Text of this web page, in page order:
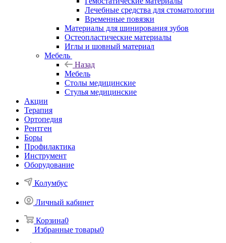
Лечебные средства для стоматологии
Временные повязки
Материалы для шинирования зубов
Остеопластические материалы
Иглы и шовный материал
Мебель
Назад
Мебель
Столы медицинские
Стулья медицинские
Акции
Терапия
Ортопедия
Рентген
Боры
Профилактика
Инструмент
Оборудование
Колумбус
Личный кабинет
Корзина0
Избранные товары0